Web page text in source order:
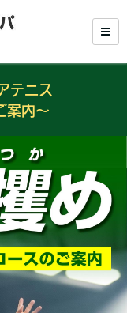
テニス
案内～